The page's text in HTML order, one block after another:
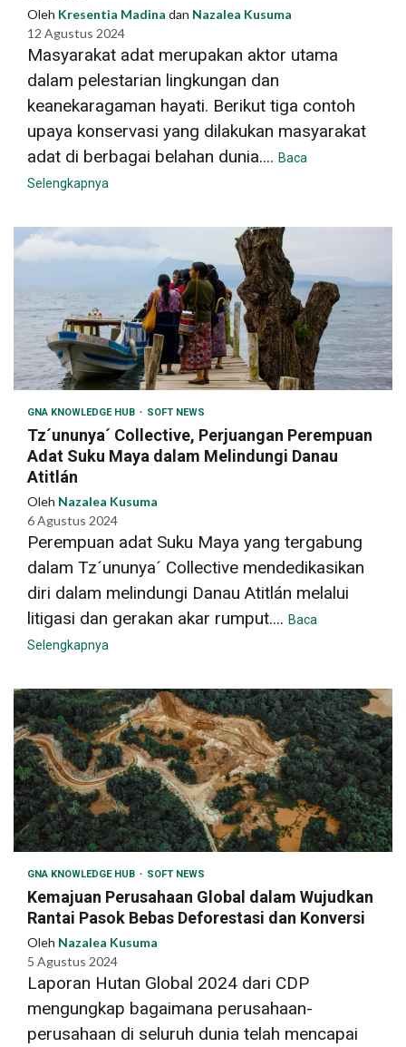
Oleh Kresentia Madina dan Nazalea Kusuma
12 Agustus 2024
Masyarakat adat merupakan aktor utama
dalam pelestarian lingkungan dan
keanekaragaman hayati. Berikut tiga contoh
upaya konservasi yang dilakukan masyarakat
adat di berbagai belahan dunia.... Baca
Selengkapnya
GNA KNOWLEDGE HUB SOFT NEWS
Tz´ununya´ Collective, Perjuangan Perempuan
Adat Suku Maya dalam Melindungi Danau
Atitlán
Oleh Nazalea Kusuma
6 Agustus 2024
Perempuan adat Suku Maya yang tergabung
dalam Tz´ununya´ Collective mendedikasikan
diri dalam melindungi Danau Atitlán melalui
litigasi dan gerakan akar rumput.... Baca
Selengkapnya
GNA KNOWLEDGE HUB SOFT NEWS
Kemajuan Perusahaan Global dalam Wujudkan
Rantai Pasok Bebas Deforestasi dan Konversi
Oleh Nazalea Kusuma
5 Agustus 2024
Laporan Hutan Global 2024 dari CDP
mengungkap bagaimana perusahaan-
perusahaan di seluruh dunia telah mencapai